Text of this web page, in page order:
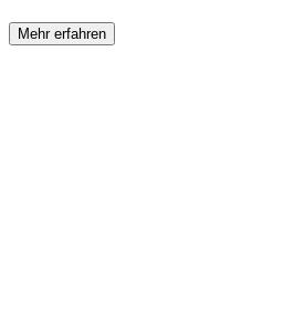
Mehr erfahren